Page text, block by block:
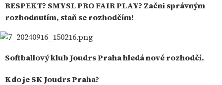
RESPEKT? SMYSL PRO FAIR PLAY? Začni správným
rozhodnutím, staň se rozhodčím!
Softballový klub Joudrs Prahahledá nové rozhodčí.
Kdo je SK Joudrs Praha?